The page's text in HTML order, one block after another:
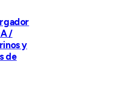
/
y
de